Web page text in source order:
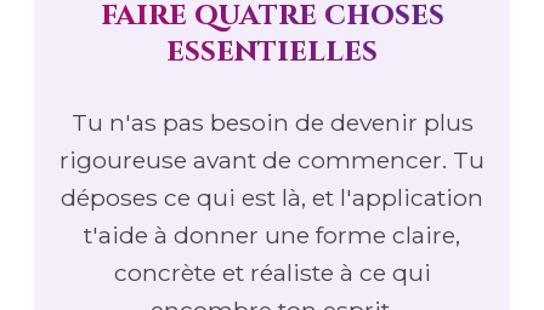
faire quatre choses
essentielles
Tu n'as pas besoin de devenir plus
rigoureuse avant de commencer. Tu
déposes ce qui est là, et l'application
t'aide à donner une forme claire,
concrète et réaliste à ce qui